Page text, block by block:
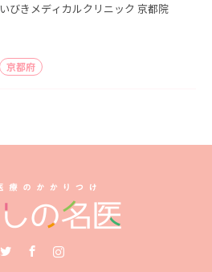
いびきメディカルクリニック 京都院
京都府